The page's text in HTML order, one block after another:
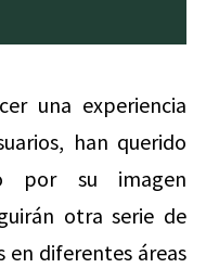
una experiencia
han querido
por su imagen
otra serie de
en diferentes áreas